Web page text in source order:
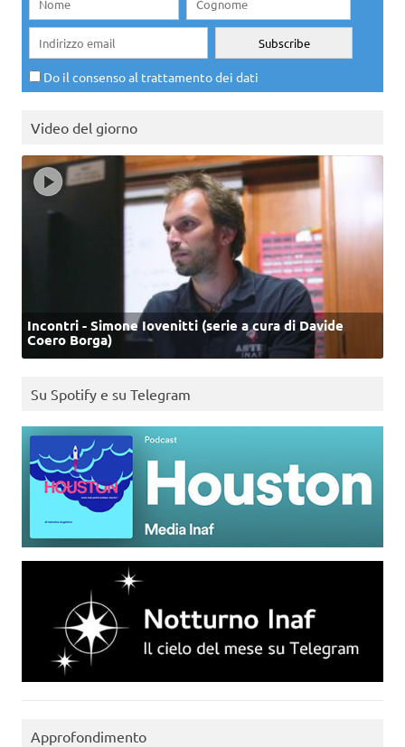
Do il consenso al trattamento dei dati
Video del giorno
Incontri - Simone Iovenitti (serie a cura di Davide
Coero Borga)
Su Spotify e su Telegram
Approfondimento